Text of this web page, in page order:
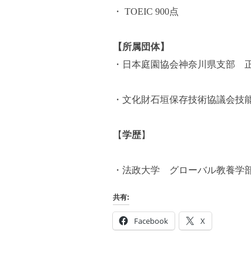
・ TOEIC 900点
【所属団体】
・日本庭園協会神奈川県支部
・文化財石垣保存技術協議会技
【学歴】
・法政大学 グローバル教養学
共有:
Facebook X